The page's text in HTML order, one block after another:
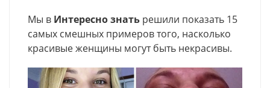
Мы в Интересно знать решили показать 15
самых смешных примеров того, насколько
красивые женщины могут быть некрасивы.